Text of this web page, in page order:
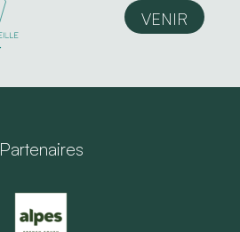
VENIR
Partenaires